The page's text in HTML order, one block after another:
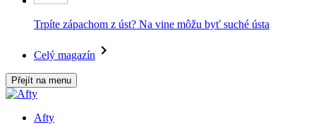
Trpíte zápachom z úst? Na vine môžu byť suché ústa
Celý magazín
Přejít na menu
Afty